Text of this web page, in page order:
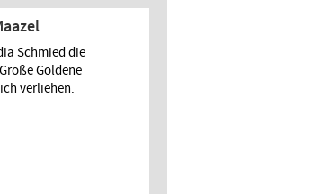
Schmied die
Goldene
verliehen.